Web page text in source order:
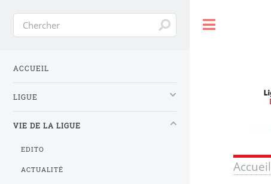
Accueil
ACCUEIL
LIGUE
VIE DE LA LIGUE
EDITO
ACTUALITÉ